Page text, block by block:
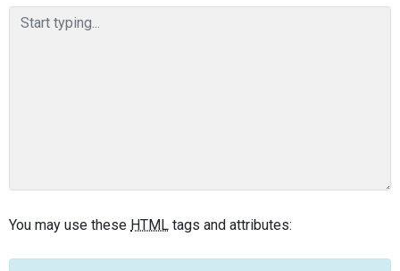
You may use these HTML tags and attributes: